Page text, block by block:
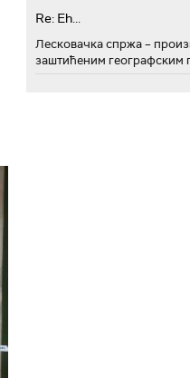
Re: Eh...
Лесковачка спржа –
заштићеним географским